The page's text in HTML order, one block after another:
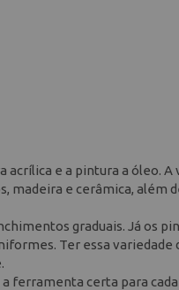
e a pintura a óleo.
madeira e cerâmica, além
graduais. Já os
Ter essa variedade
ferramenta certa para